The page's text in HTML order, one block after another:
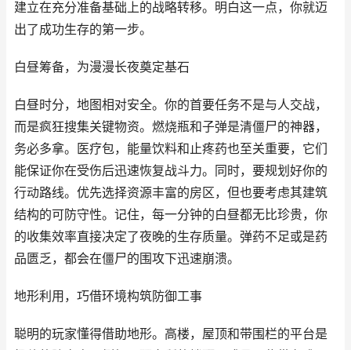
建立在充分准备基础上的战略转移。明白这一点，你就迈
出了成功生存的第一步。
白昼筹备，为漫漫长夜奠定基石
白昼时分，地图相对安全。你的首要任务不是与人交战，
而是疯狂搜集关键物资。燃烧瓶和子弹是清僵尸的神器，
务必多拿。医疗包，能量饮料和止疼药也至关重要，它们
能保证你在受伤后迅速恢复战斗力。同时，要规划好你的
行动路线。优先选择资源丰富的房区，但也要考虑其建筑
结构的可防守性。记住，每一分钟的白昼都无比珍贵，你
的收集效率直接决定了夜晚的生存质量。弹药不足或是药
品匮乏，都会在僵尸的围攻下迅速崩溃。
地形利用，巧借环境构筑防御工事
聪明的玩家懂得借助地形。高楼，屋顶和带围栏的平台是